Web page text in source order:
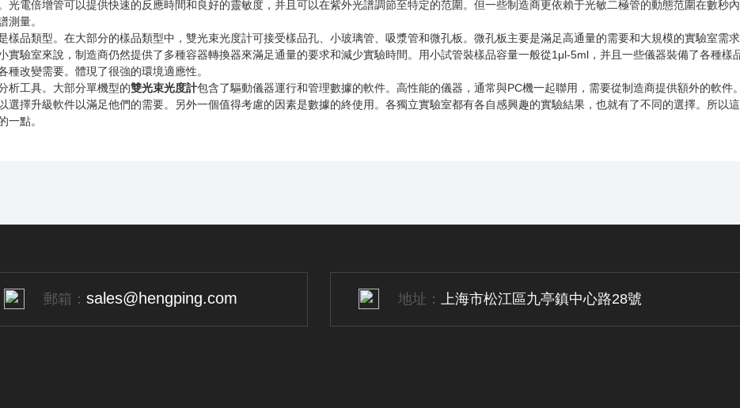
光電倍增管可以提供快速的反應時間和良好的靈敏度，并且可以在紫外光譜調節至特定的范圍。但一些制造商更依賴于光敏二極管的動態范圍在數秒
測量。
品類型。在大部分的樣品類型中，雙光束光度計可接受樣品孔、小玻璃管、吸漿管和微孔板。微孔板主要是滿足高通量的需要和大規模的實驗室需
實驗室來說，制造商仍然提供了多種容器轉換器來滿足通量的要求和減少實驗時間。用小試管裝樣品容量一般從1μl-5ml，并且一些儀器裝備了各種樣
種改變需要。體現了很強的環境適應性。
工具。大部分單機型的雙光束光度計包含了驅動儀器運行和管理數據的軟件。高性能的儀器，通常與PC機一起聯用，需要從制造商提供額外的軟件
選擇升級軟件以滿足他們的需要。另外一個值得考慮的因素是數據的終使用。各獨立實驗室都有各自感興趣的實驗結果，也就有了不同的選擇。所以
一點。
郵箱： sales@hengping.com 地址： 上海市松江區九亭鎮中心路28號